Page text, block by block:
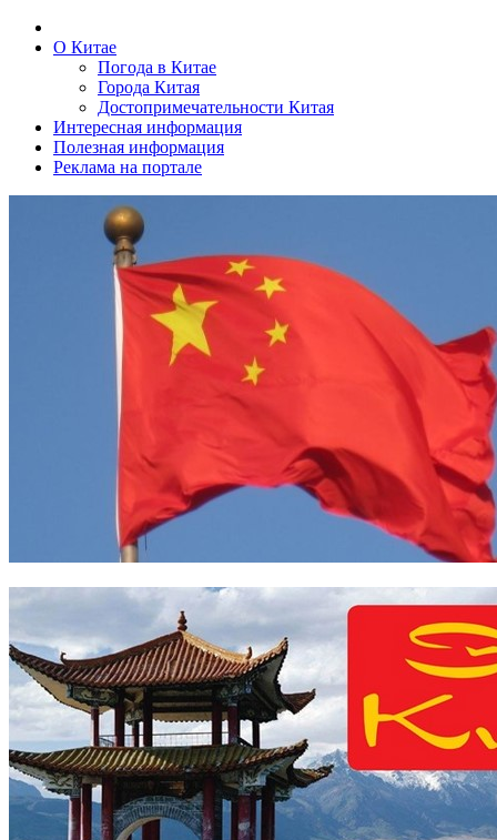
О Китае
Погода в Китае
Города Китая
Достопримечательности Китая
Интересная информация
Полезная информация
Реклама на портале